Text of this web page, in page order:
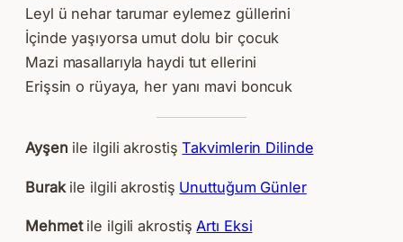
Leyl ü nehar tarumar eylemez güllerini
İçinde yaşıyorsa umut dolu bir çocuk
Mazi masallarıyla haydi tut ellerini
Erişsin o rüyaya, her yanı mavi boncuk
Ayşen ile ilgili akrostişTakvimlerin Dilinde
Burakile ilgili akrostiş Unuttuğum Günler
Mehmetile ilgili akrostiş Artı Eksi